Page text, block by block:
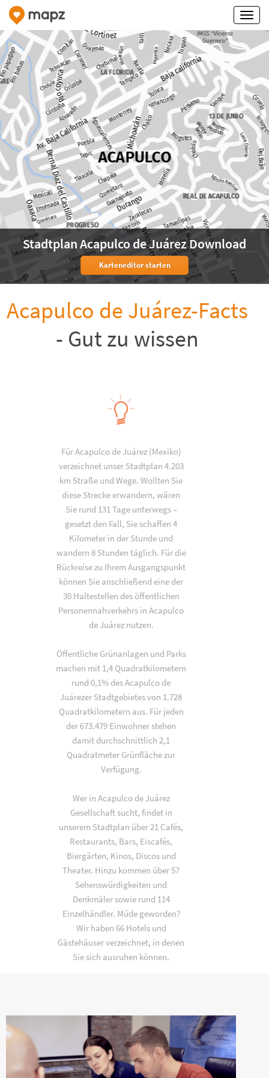
Stadtplan Acapulco de Juárez Download
Karteneditor starten
Acapulco de Juárez-Facts
- Gut zu wissen
Für Acapulco de Juárez (Mexiko)
verzeichnet unser Stadtplan 4.203
km Straße und Wege. Wollten Sie
diese Strecke erwandern, wären
Sie rund 131 Tage unterwegs –
gesetzt den Fall, Sie schaffen 4
Kilometer in der Stunde und
wandern 8 Stunden täglich. Für die
Rückreise zu Ihrem Ausgangspunkt
können Sie anschließend eine der
30 Haltestellen des öffentlichen
Personennahverkehrs in Acapulco
de Juárez nutzen.
Öffentliche Grünanlagen und Parks
machen mit 1,4 Quadratkilometern
rund 0,1% des Acapulco de
Juárezer Stadtgebietes von 1.728
Quadratkilometern aus. Für jeden
der 673.479 Einwohner stehen
damit durchschnittlich 2,1
Quadratmeter Grünfläche zur
Verfügung.
Wer in Acapulco de Juárez
Gesellschaft sucht, findet in
unserem Stadtplan über 21 Cafés,
Restaurants, Bars, Eiscafés,
Biergärten, Kinos, Discos und
Theater. Hinzu kommen über 57
Sehenswürdigkeiten und
Denkmäler sowie rund 114
Einzelhändler. Müde geworden?
Wir haben 66 Hotels und
Gästehäuser verzeichnet, in denen
Sie sich ausruhen können.